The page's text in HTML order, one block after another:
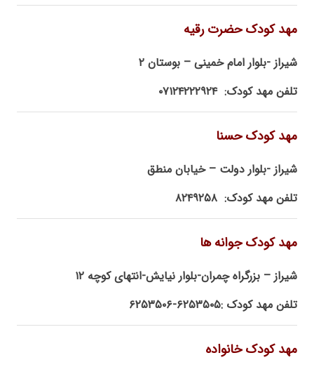
مهد کودک حضرت رقیه
شیراز -بلوار امام خمینی – بوستان ۲
تلفن مهد کودک: ۰۷۱۲۴۲۲۲۹۲۴
مهد کودک حسنا
شیراز -بلوار دولت – خیابان منطق
تلفن مهد کودک: ۸۲۴۹۲۵۸
مهد کودک جوانه ها
شیراز – بزرگراه چمران-بلوار نیایش-انتهای کوچه ۱۲
تلفن مهد کودک :۶۲۵۳۵۰۵-۶۲۵۳۵۰۶
مهد کودک خانواده